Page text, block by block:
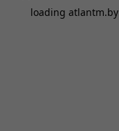
loading atlantm.by